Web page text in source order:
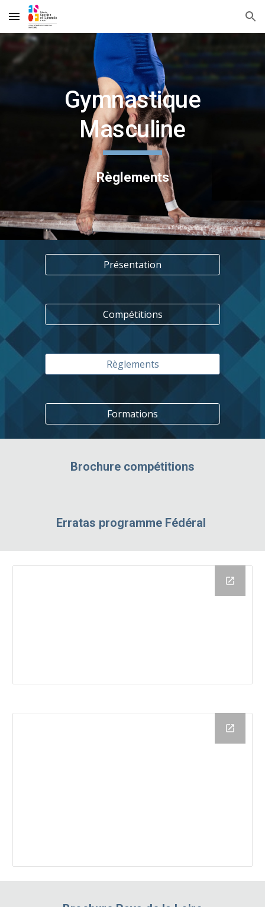
Skip to main content Skip to navigation
Gymnastique
Masculine
Règlements
Présentation
Compétitions
Règlements
Formations
Brochure compétitions
Erratas programme Fédéral